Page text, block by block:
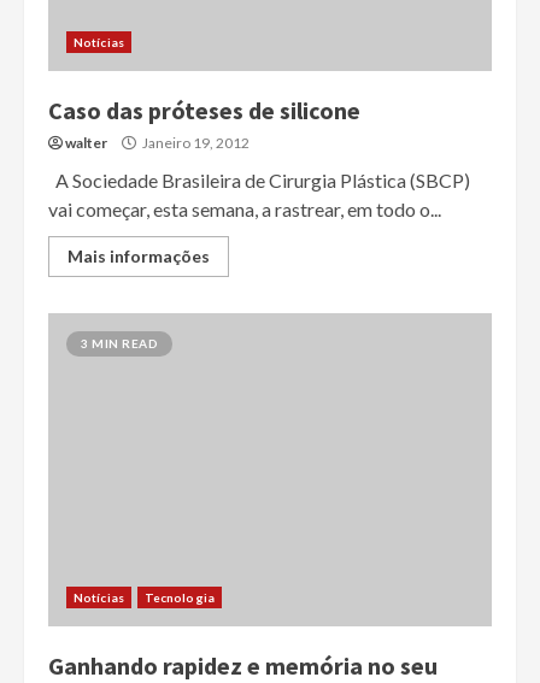
Notícias
Caso das próteses de silicone
walter Janeiro 19, 2012
A Sociedade Brasileira de Cirurgia Plástica (SBCP)
vai começar, esta semana, a rastrear, em todo o...
Mais informações
3 MIN READ
Notícias Tecnologia
Ganhando rapidez e memória no seu